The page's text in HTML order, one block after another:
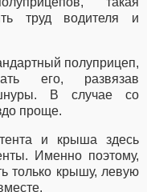
труд водителя и
полуприцеп,
его, развязав
В случае со
проще.
и крыша здесь
Именно поэтому,
только крышу, левую